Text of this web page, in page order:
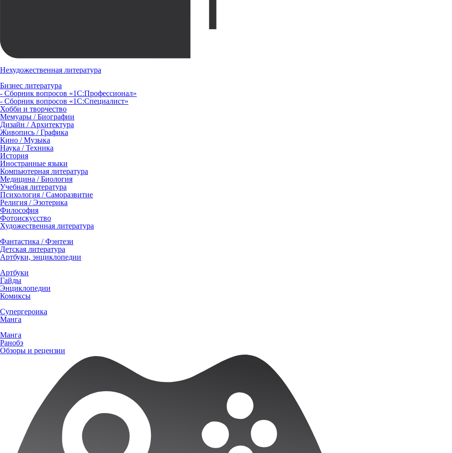
Нехудожественная литература
Бизнес литература
- Сборник вопросов «1С:Профессионал»
- Сборник вопросов «1С:Специалист»
Хобби и творчество
Мемуары / Биографии
Дизайн / Архитектура
Живопись / Графика
Кино / Музыка
Наука / Техника
История
Иностранные языки
Компьютерная литература
Медицина / Биология
Учебная литература
Психология / Саморазвитие
Религия / Эзотерика
Философия
Фотоискусство
Художественная литература
Фантастика / Фэнтези
Детская литература
Артбуки, энциклопедии
Артбуки
Гайды
Энциклопедии
Комиксы
Супергероика
Манга
Манга
Ранобэ
Обзоры и рецензии